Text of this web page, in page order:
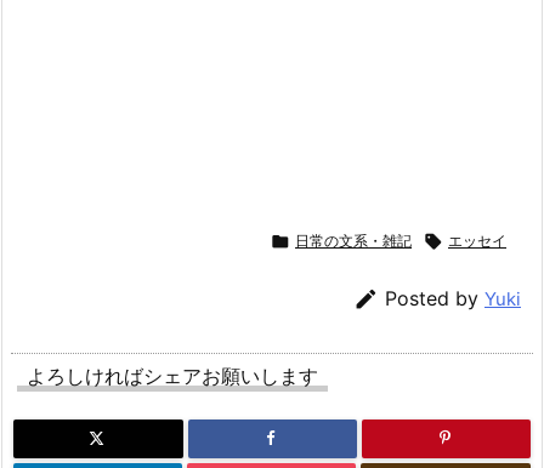
 日常の文系・雑記  エッセイ
 Posted by Yuki
よろしければシェアお願いします